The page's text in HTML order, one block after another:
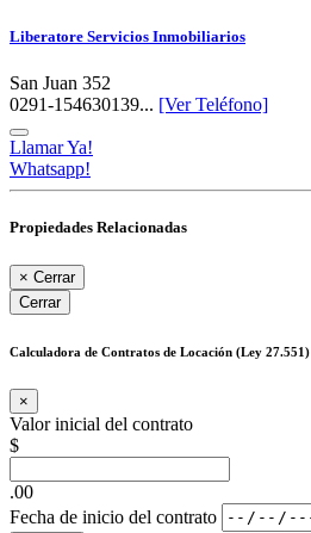
Liberatore Servicios Inmobiliarios
San Juan 352
0291-154630139... [Ver Teléfono]
Llamar Ya!
Whatsapp!
Propiedades Relacionadas
× Cerrar
Cerrar
Calculadora de Contratos de Locación (Ley 27.551)
×
Valor inicial del contrato
$
.00
Fecha de inicio del contrato